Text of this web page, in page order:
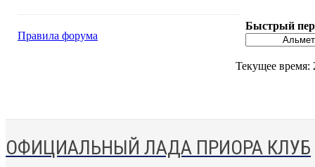
Правила форума
Быстрый
Текущее время:
ОФИЦИАЛЬНЫЙ ЛАДА ПРИОРА КЛУБ